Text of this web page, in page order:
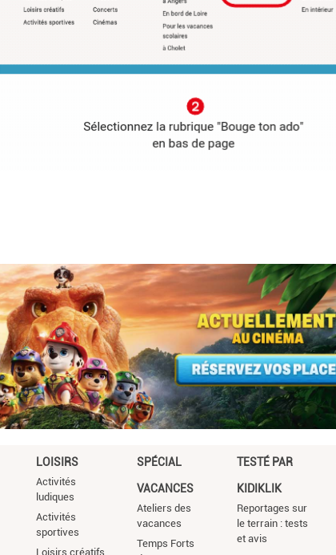
LOISIRS
Activités
ludiques
Activités
sportives
Loisirs créatifs
SPÉCIAL
VACANCES
Ateliers des
vacances
Temps Forts
TESTÉ PAR
KIDIKLIK
Reportages sur
le terrain : tests
et avis